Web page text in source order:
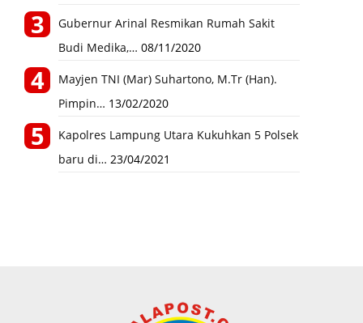
Gubernur Arinal Resmikan Rumah Sakit
Budi Medika,… 08/11/2020
Mayjen TNI (Mar) Suhartono, M.Tr (Han).
Pimpin… 13/02/2020
Kapolres Lampung Utara Kukuhkan 5 Polsek
baru di… 23/04/2021